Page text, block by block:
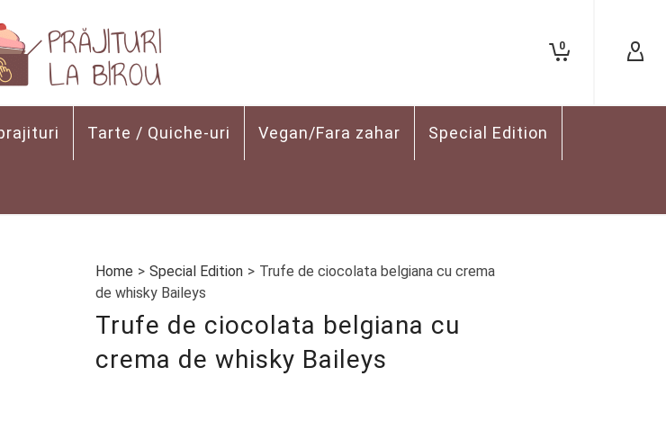
0
Tarte / Quiche-uri Vegan/Fara zahar Special Edition
Home > Special Edition > Trufe de ciocolata belgiana cu crema
de whisky Baileys
Trufe de ciocolata belgiana cu
crema de whisky Baileys